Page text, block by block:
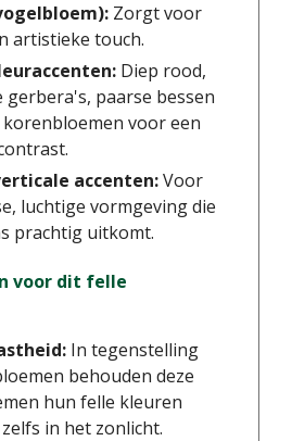
Zorgt voor
artistieke touch.
Diep rood,
gerbera's, paarse bessen
voor een
accenten:Voor
luchtige vormgeving die
prachtig uitkomt.
voor dit felle
In tegenstelling
behouden deze
hun felle kleuren
in het zonlicht.